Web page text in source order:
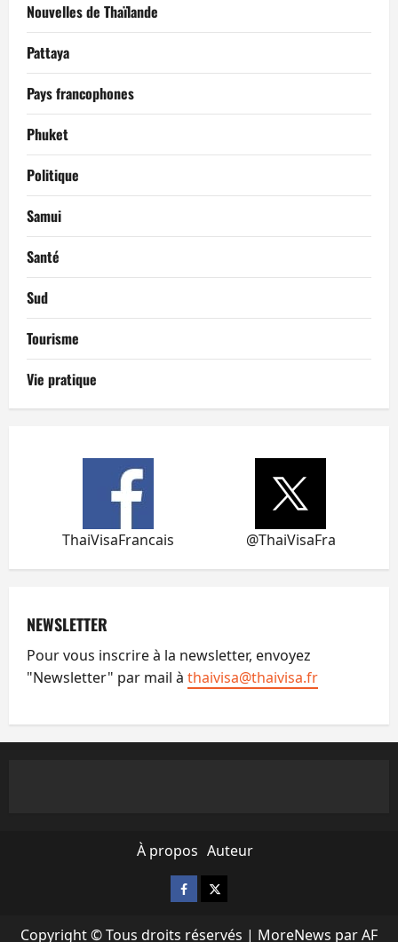
Nouvelles de Thaïlande
Pattaya
Pays francophones
Phuket
Politique
Samui
Santé
Sud
Tourisme
Vie pratique
ThaiVisaFrancais @ThaiVisaFra
NEWSLETTER
Pour vous inscrire à la newsletter, envoyez
"Newsletter" par mail à thaivisa@thaivisa.fr
À propos Auteur
Facebook
X
Copyright © Tous droits réservés | MoreNews par AF